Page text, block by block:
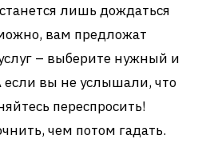
лишь дождаться
вам предложат
– выберите нужный и
если вы не услышали, что
переспросить!
чем потом гадать.